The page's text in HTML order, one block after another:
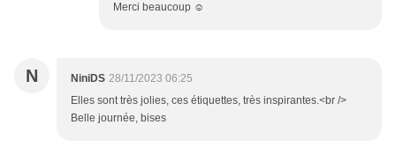
Merci beaucoup ☺️
N NiniDS 28/11/2023 06:25
Elles sont très jolies, ces étiquettes, très inspirantes.<br />
Belle journée, bises